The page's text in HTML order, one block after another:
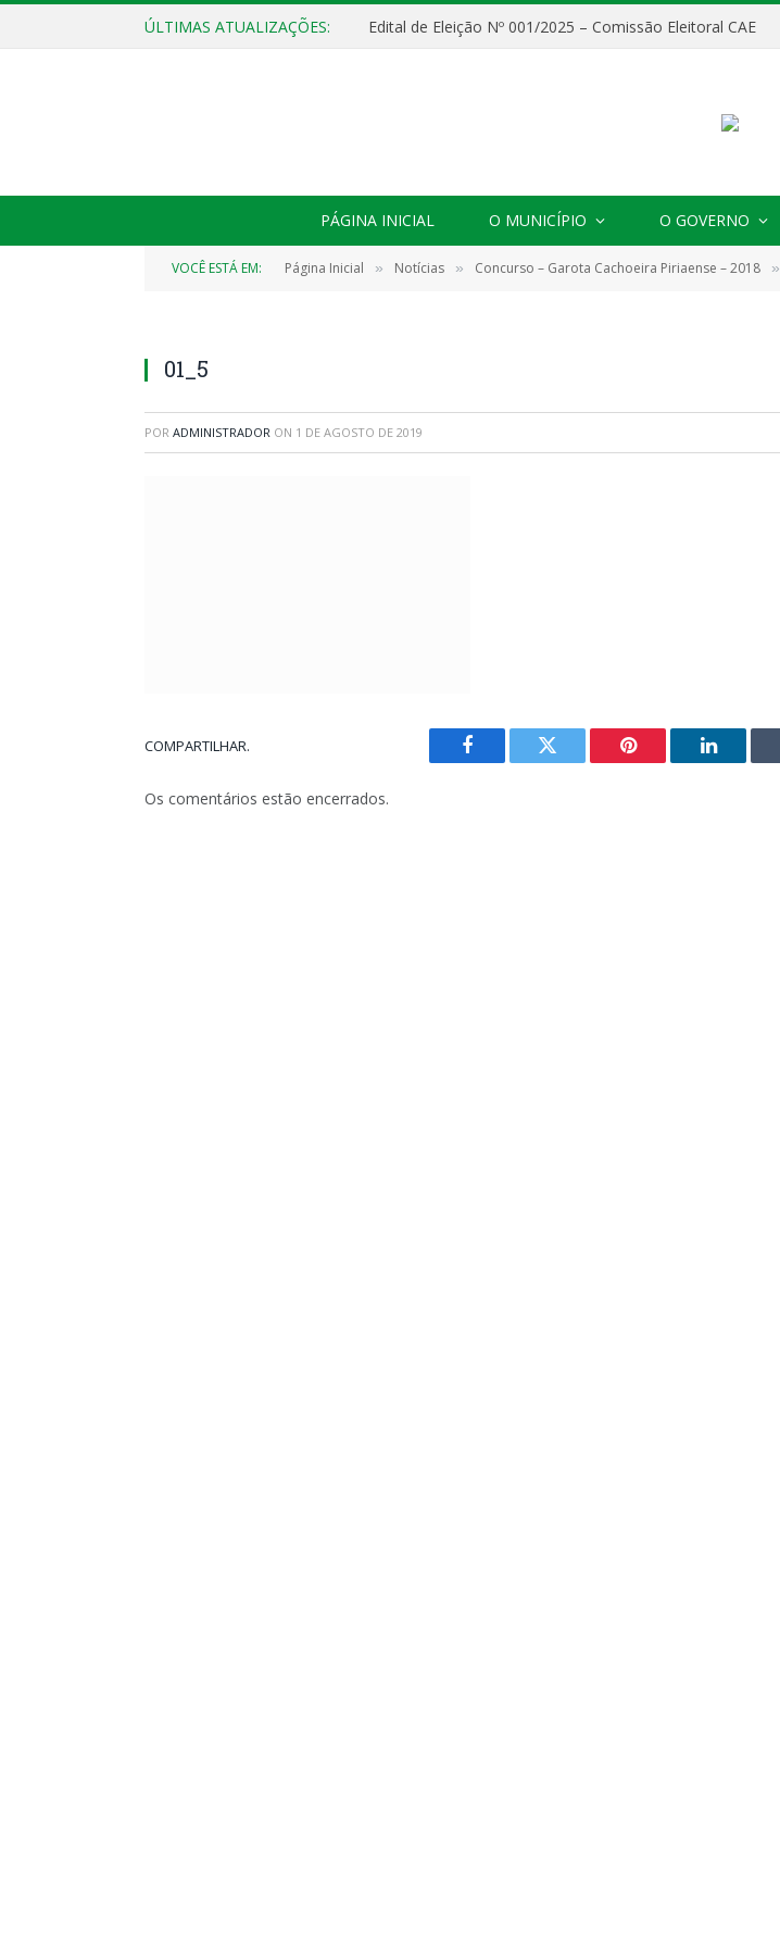
ÚLTIMAS ATUALIZAÇÕES: Edital de Eleição Nº 001/2025 – Comissão Eleitoral CAE
PÁGINA INICIAL O MUNICÍPIO O GOVERNO
VOCÊ ESTÁ EM: Página Inicial » Notícias » Concurso – Garota Cachoeira Piriaense – 2018 »
01_5
POR ADMINISTRADOR ON 1 DE AGOSTO DE 2019
COMPARTILHAR.
Facebook Twitter Pinterest LinkedIn
Os comentários estão encerrados.